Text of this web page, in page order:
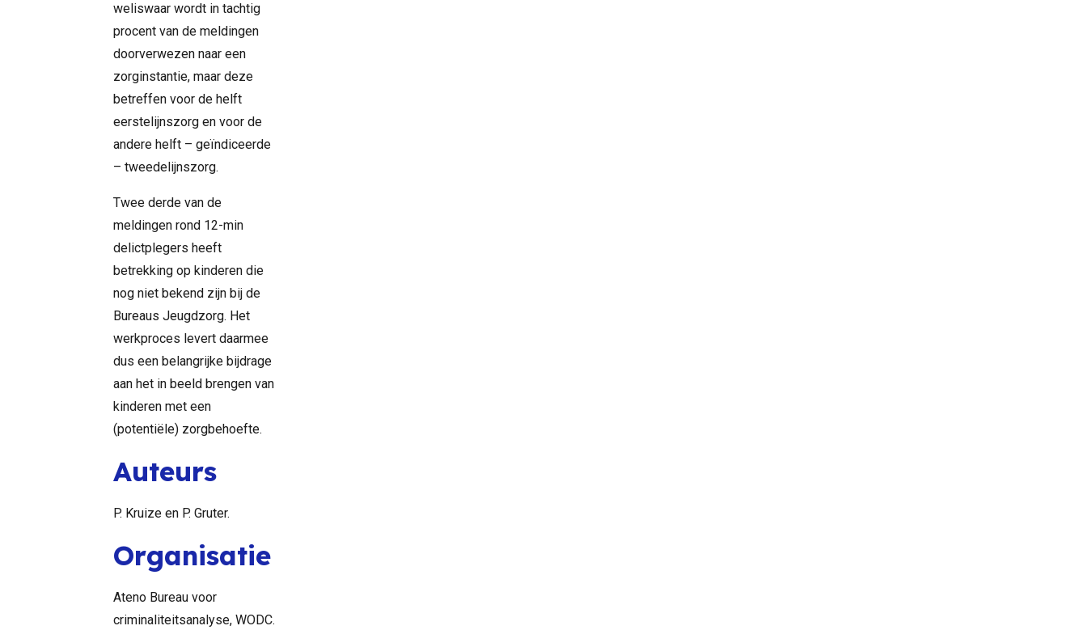
weliswaar wordt in tachtig
procent van de meldingen
doorverwezen naar een
zorginstantie, maar deze
betreffen voor de helft
eerstelijnszorg en voor de
andere helft – geïndiceerde
– tweedelijnszorg.
Twee derde van de
meldingen rond 12-min
delictplegers heeft
betrekking op kinderen die
nog niet bekend zijn bij de
Bureaus Jeugdzorg. Het
werkproces levert daarmee
dus een belangrijke bijdrage
aan het in beeld brengen van
kinderen met een
(potentiële) zorgbehoefte.
Auteurs
P. Kruize en P. Gruter.
Organisatie
Ateno Bureau voor
criminaliteitsanalyse, WODC.